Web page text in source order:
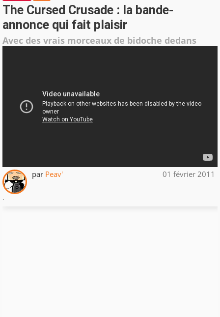
The Cursed Crusade : la bande-
annonce qui fait plaisir
Avec des vrais morceaux de bidoche dedans
par Peav' 01 février 2011
.